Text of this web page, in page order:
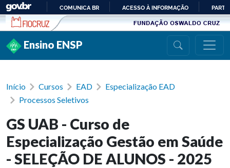
Ir para conteúdo
PARA
COMUNICA BR ACESSO À INFORMAÇÃO
Ensino ENSP
Início Cursos EAD
Especialização EAD
Processos Seletivos
GS UAB - Curso de
Especialização Gestão em Saúde
- SELEÇÃO DE ALUNOS - 2025